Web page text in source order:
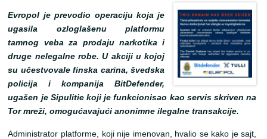
Evropol je prevodio operaciju koja je
ugasila ozloglašenu platformu
tamnog veba za prodaju narkotika i
druge nelegalne robe. U akciji u kojoj
su učestvovale finska carina, švedska
policija i kompanija BitDefender,
ugašen je Sipulitie koji je funkcionisao kao servis skriven na
Tor mreži, omogućavajući anonimne ilegalne transakcije.
Administrator platforme, koji nije imenovan, hvalio se kako je sajt,